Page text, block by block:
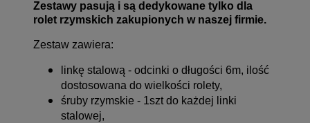
Zestawy pasują i są dedykowane tylko dla
rolet rzymskich zakupionych w naszej firmie.
Zestaw zawiera:
linkę stalową - odcinki o długości 6m, ilość
dostosowana do wielkości rolety,
śruby rzymskie - 1szt do każdej linki
stalowej,